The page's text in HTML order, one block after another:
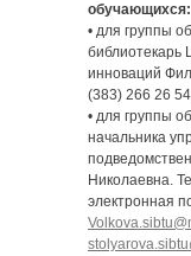
обучающихся:
• для группы
библиотекарь
инноваций
(383) 266 26
• для группы
начальника
Николаевна.
электронная